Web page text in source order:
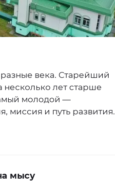
века. Старейший
лет старше
молодой —
миссия и путь развития.
мысу